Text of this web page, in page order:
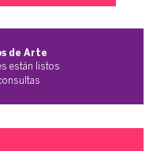
de Arte
están listos